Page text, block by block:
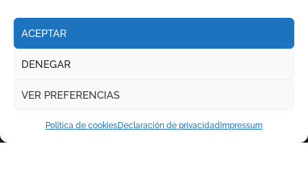
ACEPTAR
DENEGAR
VER PREFERENCIAS
Política de cookiesDeclaración de privacidad Impressum